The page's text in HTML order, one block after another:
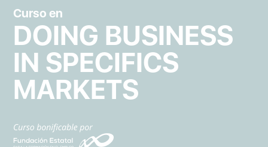
Curso en
DOING BUSINESS
IN SPECIFICS
MARKETS